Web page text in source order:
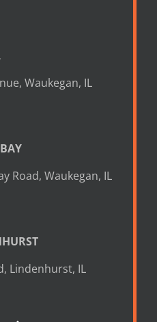
Waukegan, IL
Road, Waukegan, IL
Lindenhurst, IL